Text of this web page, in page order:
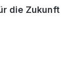
die Zukunft